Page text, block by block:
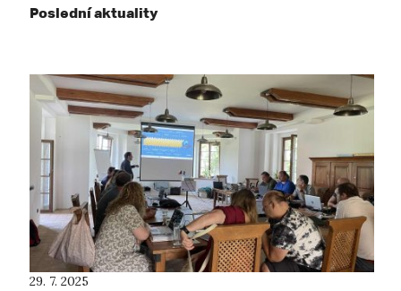
Poslední aktuality
29. 7. 2025